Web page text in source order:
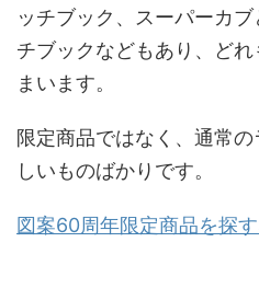
ッチブック、スーパーカ
チブックなどもあり、ど
まいます。
限定商品ではなく、通常
しいものばかりです。
図案60周年限定商品を探す